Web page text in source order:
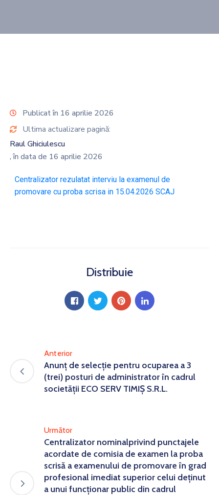
Publicat în 16 aprilie 2026
Ultima actualizare pagină:
Raul Ghiciulescu
, în data de 16 aprilie 2026
Centralizator rezulatat interviu la examenul de
promovare cu proba scrisa in 15.04.2026 SCAJ
Distribuie
Anterior
Anunţ de selecţie pentru ocuparea a 3
(trei) posturi de administrator în cadrul
societăţii ECO SERV TIMIȘ S.R.L.
Următor
Centralizator nominalprivind punctajele
acordate de comisia de examen la proba
scrisă a examenului de promovare în grad
profesional imediat superior celui deținut
a unui funcționar public din cadrul